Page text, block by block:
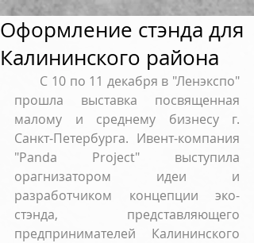
Оформление стэнда для
Калининского района
прошла выставка посвященная
малому и среднему бизнесу г.
Санкт-Петербурга. Ивент-компания
"Panda Project" выступила
орагнизатором идеи и
разработчиком концепции эко-
стэнда, представляющего
предпринимателей Калининского